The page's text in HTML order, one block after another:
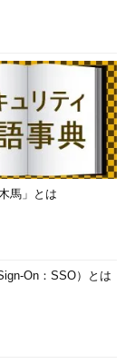
）
のではなく、周囲
の環境などをコン
という意味です。
取り巻く環境につ
ジェクト、
という項目ごと
トやプログ
馬」とは
On：SSO）とは